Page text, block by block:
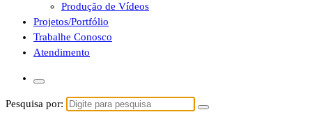
Produção de Vídeos
Projetos/Portfólio
Trabalhe Conosco
Atendimento
Pesquisa por: